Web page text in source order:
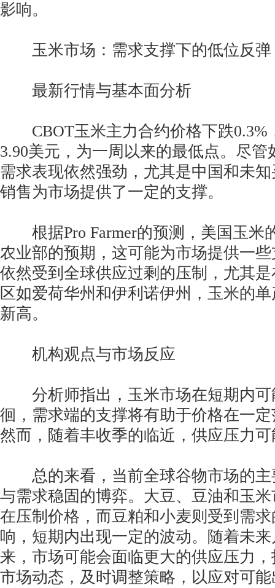
影响。
玉米市场：需求支撑下的低位反弹
最新行情与基本面分析
CBOT玉米主力合约价格下跌0.3%
3.90美元，为一周以来的最低点。尽管
需求表现依然强劲，尤其是中国和未
销售为市场提供了一定的支撑。
根据Pro Farmer的预测，美国玉米
农业部的预期，这可能为市场提供一
依然受到全球供应过剩的压制，尤其
区如爱荷华州和伊利诺伊州，玉米的
新高。
机构观点与市场反应
分析师指出，玉米市场在短期内可
徊，需求端的支撑将有助于价格在一
然而，随着丰收季的临近，供应压力
总的来看，当前全球谷物市场的主
与需求稳固的博弈。大豆、豆油和玉
在压制价格，而豆粕和小麦则受到需
响，短期内出现一定的波动。随着未
来，市场可能会面临更大的供应压力
市场动态，及时调整策略，以应对可